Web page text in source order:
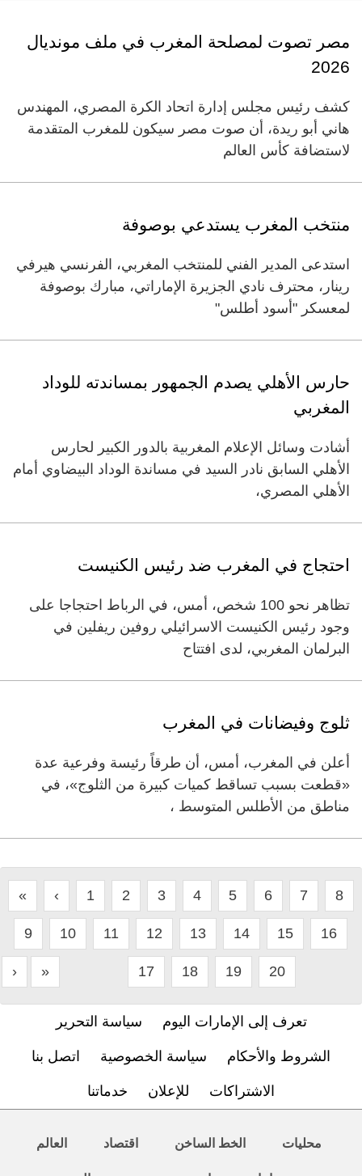
مصر تصوت لمصلحة المغرب في ملف مونديال
2026
كشف رئيس مجلس إدارة اتحاد الكرة المصري، المهندس
هاني أبو ريدة، أن صوت مصر سيكون للمغرب المتقدمة
لاستضافة كأس العالم
منتخب المغرب يستدعي بوصوفة
استدعى المدير الفني للمنتخب المغربي، الفرنسي هيرفي
رينار، محترف نادي الجزيرة الإماراتي، مبارك بوصوفة
لمعسكر "أسود أطلس"
حارس الأهلي يصدم الجمهور بمساندته للوداد
المغربي
أشادت وسائل الإعلام المغربية بالدور الكبير لحارس
الأهلي السابق نادر السيد في مساندة الوداد البيضاوي أمام
الأهلي المصري،
احتجاج في المغرب ضد رئيس الكنيست
تظاهر نحو 100 شخص، أمس، في الرباط احتجاجا على
وجود رئيس الكنيست الاسرائيلي روفين ريفلين في
البرلمان المغربي، لدى افتتاح
ثلوج وفيضانات في المغرب
أعلن في المغرب، أمس، أن طرقاً رئيسة وفرعية عدة
«قطعت بسبب تساقط كميات كبيرة من الثلوج»، في
مناطق من الأطلس المتوسط ،
« ‹ 1 2 3 4 5 6 7 8
9 10 11 12 13 14 15 16
17 18 19 20
› »
تعرف إلى الإمارات اليوم سياسة التحرير
الشروط والأحكام سياسة الخصوصية اتصل بنا
الاشتراكات للإعلان خدماتنا
محليات الخط الساخن اقتصاد العالم